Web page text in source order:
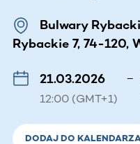
Bulwary
Rybackie 7, 74-120,
21.03.2026
12:00 (GMT+1)
–
DODAJ DO KALENDARZA